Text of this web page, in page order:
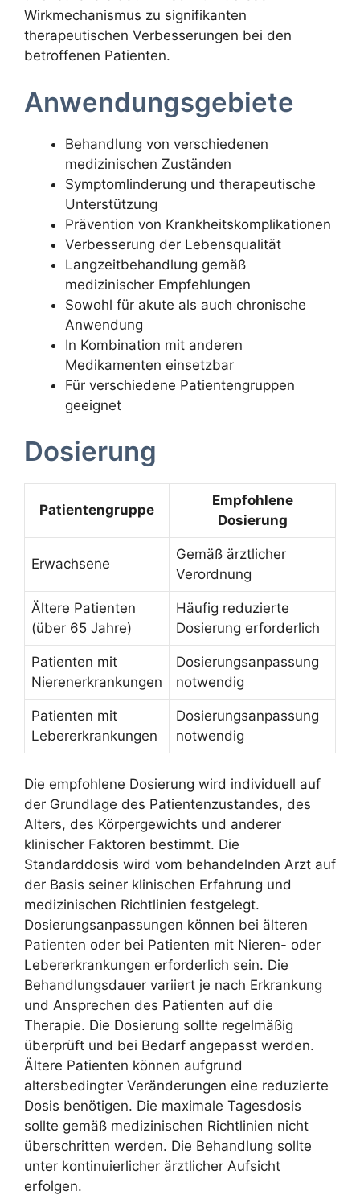
Wirkmechanismus zu signifikanten
therapeutischen Verbesserungen bei den
betroffenen Patienten.
Anwendungsgebiete
Behandlung von verschiedenen
medizinischen Zuständen
Symptomlinderung und therapeutische
Unterstützung
Prävention von Krankheitskomplikationen
Verbesserung der Lebensqualität
Langzeitbehandlung gemäß
medizinischer Empfehlungen
Sowohl für akute als auch chronische
Anwendung
In Kombination mit anderen
Medikamenten einsetzbar
Für verschiedene Patientengruppen
geeignet
Dosierung
Patientengruppe
Empfohlene
Dosierung
Erwachsene
Gemäß ärztlicher
Verordnung
Ältere Patienten
(über 65 Jahre)
Häufig reduzierte
Dosierung erforderlich
Patienten mit
Nierenerkrankungen
Dosierungsanpassung
notwendig
Patienten mit
Lebererkrankungen
Dosierungsanpassung
notwendig
Die empfohlene Dosierung wird individuell auf
der Grundlage des Patientenzustandes, des
Alters, des Körpergewichts und anderer
klinischer Faktoren bestimmt. Die
Standarddosis wird vom behandelnden Arzt auf
der Basis seiner klinischen Erfahrung und
medizinischen Richtlinien festgelegt.
Dosierungsanpassungen können bei älteren
Patienten oder bei Patienten mit Nieren- oder
Lebererkrankungen erforderlich sein. Die
Behandlungsdauer variiert je nach Erkrankung
und Ansprechen des Patienten auf die
Therapie. Die Dosierung sollte regelmäßig
überprüft und bei Bedarf angepasst werden.
Ältere Patienten können aufgrund
altersbedingter Veränderungen eine reduzierte
Dosis benötigen. Die maximale Tagesdosis
sollte gemäß medizinischen Richtlinien nicht
überschritten werden. Die Behandlung sollte
unter kontinuierlicher ärztlicher Aufsicht
erfolgen.